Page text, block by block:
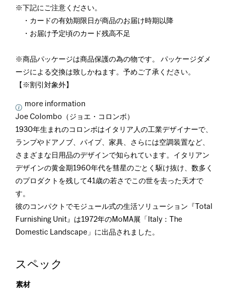
※下記にご注意ください。
・カードの有効期限日が商品のお届け時期以降
・お届け予定頃のカード残高不足
※商品パッケージは商品保護の為の物です。 パッケージダメ
ージによる交換は致しかねます。予めご了承ください。
【※割引対象外】
more information
Joe Colombo（ジョエ・コロンボ）
1930年生まれのコロンボはイタリア人の工業デザイナーで、
ランプやドアノブ、パイプ、家具、さらには空調装置など、
さまざまな日用品のデザインで知られています。イタリアン
デザインの黄金期1960年代を彗星のごとく駆け抜け、数多く
のプロダクトを残して41歳の若さでこの世を去った天才で
す。
彼のコンパクトでモジュール式の生活ソリューション『Total
Furnishing Unit』は1972年のMoMA展「Italy：The
Domestic Landscape」に出品されました。
スペック
素材